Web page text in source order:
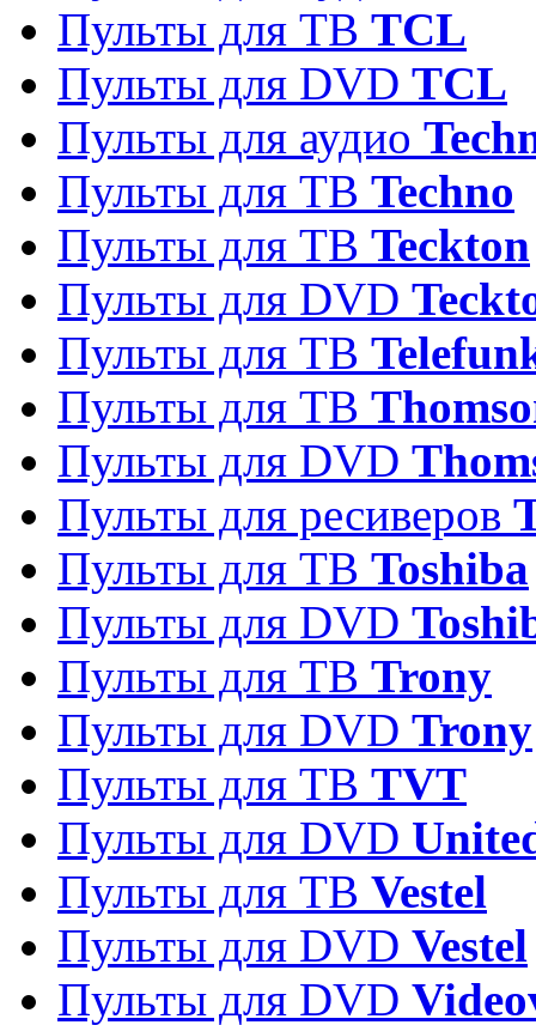
Пульты для ТВ TCL
Пульты для DVD TCL
Пульты для аудио
Пульты для ТВ Techno
Пульты для ТВ Teckton
Пульты для DVD
Пульты для ТВ
Пульты для ТВ
Пульты для DVD
Пульты для ресиверов
Пульты для ТВ Toshiba
Пульты для DVD
Пульты для ТВ Trony
Пульты для DVD Trony
Пульты для ТВ TVT
Пульты для DVD
Пульты для ТВ Vestel
Пульты для DVD Vestel
Пульты для DVD